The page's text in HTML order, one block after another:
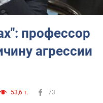
профессор
агрессии
53,6 т. 73